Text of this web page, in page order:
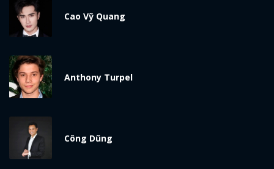
Cao Vỹ Quang
Anthony Turpel
Công Dũng